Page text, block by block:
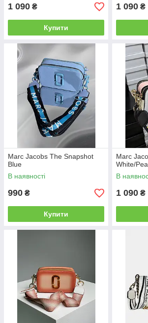
1 090 ₴
Купити
1 090 ₴
Marc Jacobs The Snapshot
Blue
В наявності
990 ₴
Купити
Marc
White/
В
1 090 ₴